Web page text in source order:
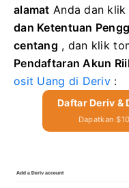
alamat Andadan klik
dan Ketentuan
centang , dan klik
Pendaftaran Akun
osit Uang di Deriv :
Daftar Deriv &
Dapatkan